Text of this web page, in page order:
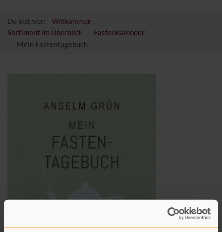
Du bist hier: Willkommen
Sortiment im Überblick
Fastenkalender
Mein Fastentagebuch